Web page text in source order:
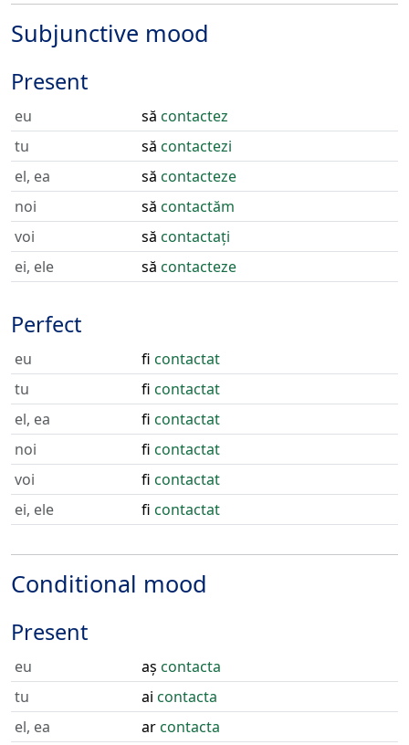
Subjunctive mood
Present
eu să contactez
tu
să contactezi
el, ea
să contacteze
noi
să contactăm
voi
să contactați
ei, ele
să contacteze
Perfect
eu fi contactat
tu
fi contactat
el, ea
fi contactat
noi
fi contactat
voi
fi contactat
ei, ele
fi contactat
Conditional mood
Present
eu aș contacta
tu
ai contacta
el, ea
arcontacta